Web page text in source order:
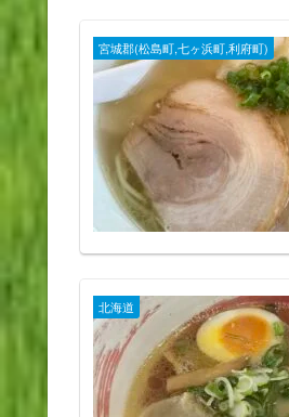
宮城郡(松島町,七ヶ浜町,利府町)
北海道